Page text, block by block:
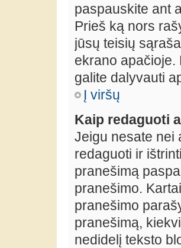
paspauskite ant
Prieš ką nors
jūsų teisių
ekrano apačioje.
galite dalyvauti
Į viršų
Kaip redaguoti
Jeigu nesate nei
redaguoti ir
pranešimą
pranešimo.
pranešimo
pranešimą,
nedidelį teksto